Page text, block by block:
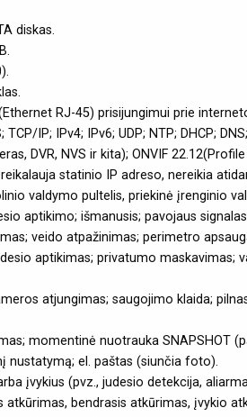
diskas.
RJ-45) prisijungimui prie
IP; IPv4; IPv6; UDP; NTP; DHCP;
DVR, NVS ir kita); ONVIF
statinio IP adreso, nereikia
valdymo pultelis, priekinė įrenginio
aptikimo; išmanusis; pavojaus
veido atpažinimas; perimetro
aptikimas; privatumo
atjungimas; saugojimo klaida;
momentinė nuotrauka SNAPSHOT
nustatymą; el. paštas (siunčia foto).
įvykius (pvz., judesio detekcija,
bendrasis atkūrimas, įvykio